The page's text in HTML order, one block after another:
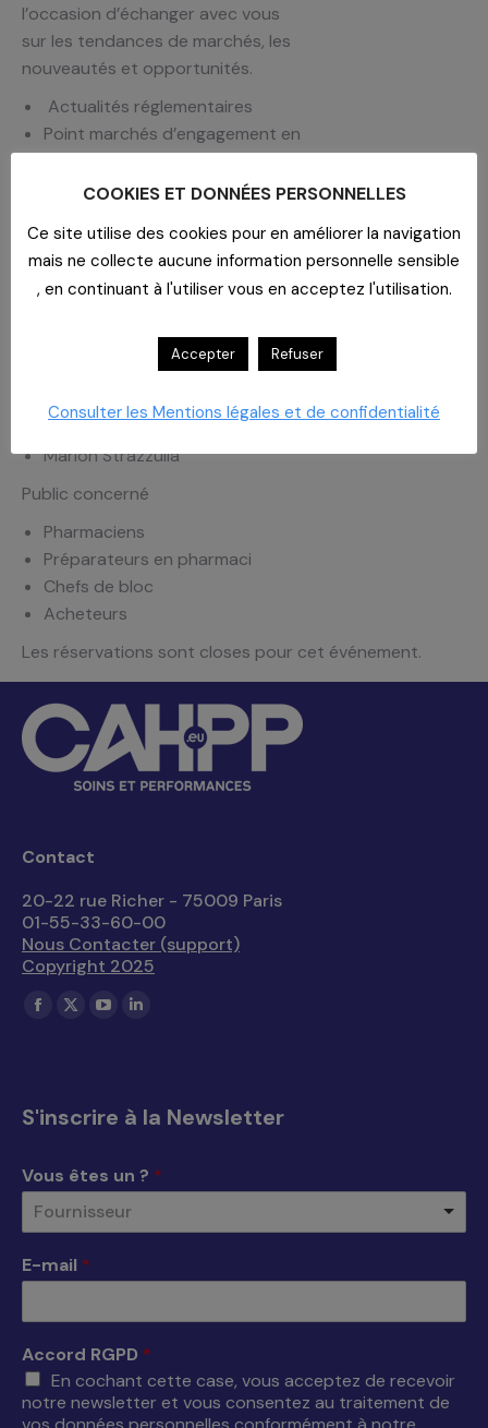
l’occasion d’échanger avec vous
sur les tendances de marchés, les
nouveautés et opportunités.
Actualités réglementaires
Point marchés d’engagement en
cours et perspectives
Point marchés
Nouveaux laboratoires
Nouveautés produits et
opportunités
Équipe CAHPP)
Thomas Santacreu
Laurent Mairot
Anne Desaint
Marion Strazzulla
Public concerné
Pharmaciens
Préparateurs en pharmaci
Chefs de bloc
Acheteurs
Les réservations sont closes pour cet événement.
Contact
20-22 rue Richer - 75009 Paris
01-55-33-60-00
Nous Contacter (support)
Copyright 2025
Trouvez nous sur :
La
dans
nouvelle
fenêtre
La
dans
nouvelle
fenêtre
La
dans
nouvelle
fenêtre
La
dans
nouvelle
S'inscrire à la Newsletter
Vous êtes un ? *
Fournisseur
E-mail *
Accord RGPD *
En cochant cette case, vous acceptez de recevoir
notre newsletter et vous consentez au traitement de
COOKIES ET DONNÉES PERSONNELLES
Ce site utilise des cookies pour en améliorer la navigation
mais ne collecte aucune information personnelle sensible
, en continuant à l'utiliser vous en acceptez l'utilisation.
Accepter Refuser
Consulter les Mentions légales et de confidentialité